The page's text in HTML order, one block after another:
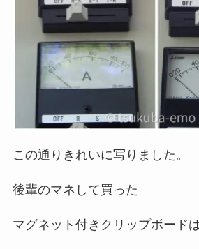
この通りきれいに写りました。
後輩のマネして買った
マグネット付きクリップボード